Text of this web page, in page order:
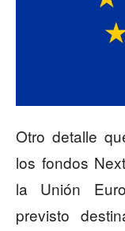
Otro detalle
los fondos
la Unión
previsto